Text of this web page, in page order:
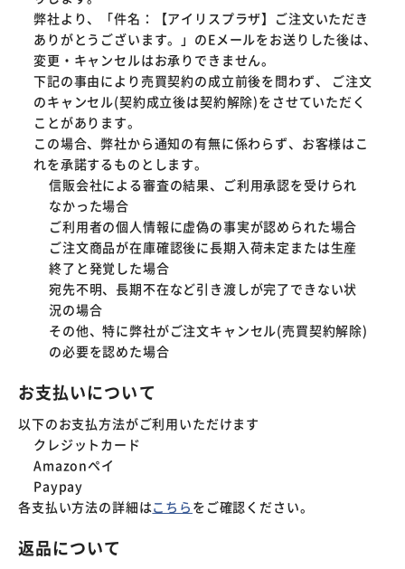
弊社より、「件名：【アイリスプラザ】ご注文いただき
ありがとうございます。」のEメールをお送りした後は、
変更・キャンセルはお承りできません。
下記の事由により売買契約の成立前後を問わず、 ご注文
のキャンセル(契約成立後は契約解除)をさせていただく
ことがあります。
この場合、弊社から通知の有無に係わらず、お客様はこ
れを承諾するものとします。
信販会社による審査の結果、ご利用承認を受けられ
なかった場合
ご利用者の個人情報に虚偽の事実が認められた場合
ご注文商品が在庫確認後に長期入荷未定または生産
終了と発覚した場合
宛先不明、長期不在など引き渡しが完了できない状
況の場合
その他、特に弊社がご注文キャンセル(売買契約解除)
の必要を認めた場合
お支払いについて
以下のお支払方法がご利用いただけます
クレジットカード
Amazonペイ
Paypay
各支払い方法の詳細はこちら をご確認ください。
返品について